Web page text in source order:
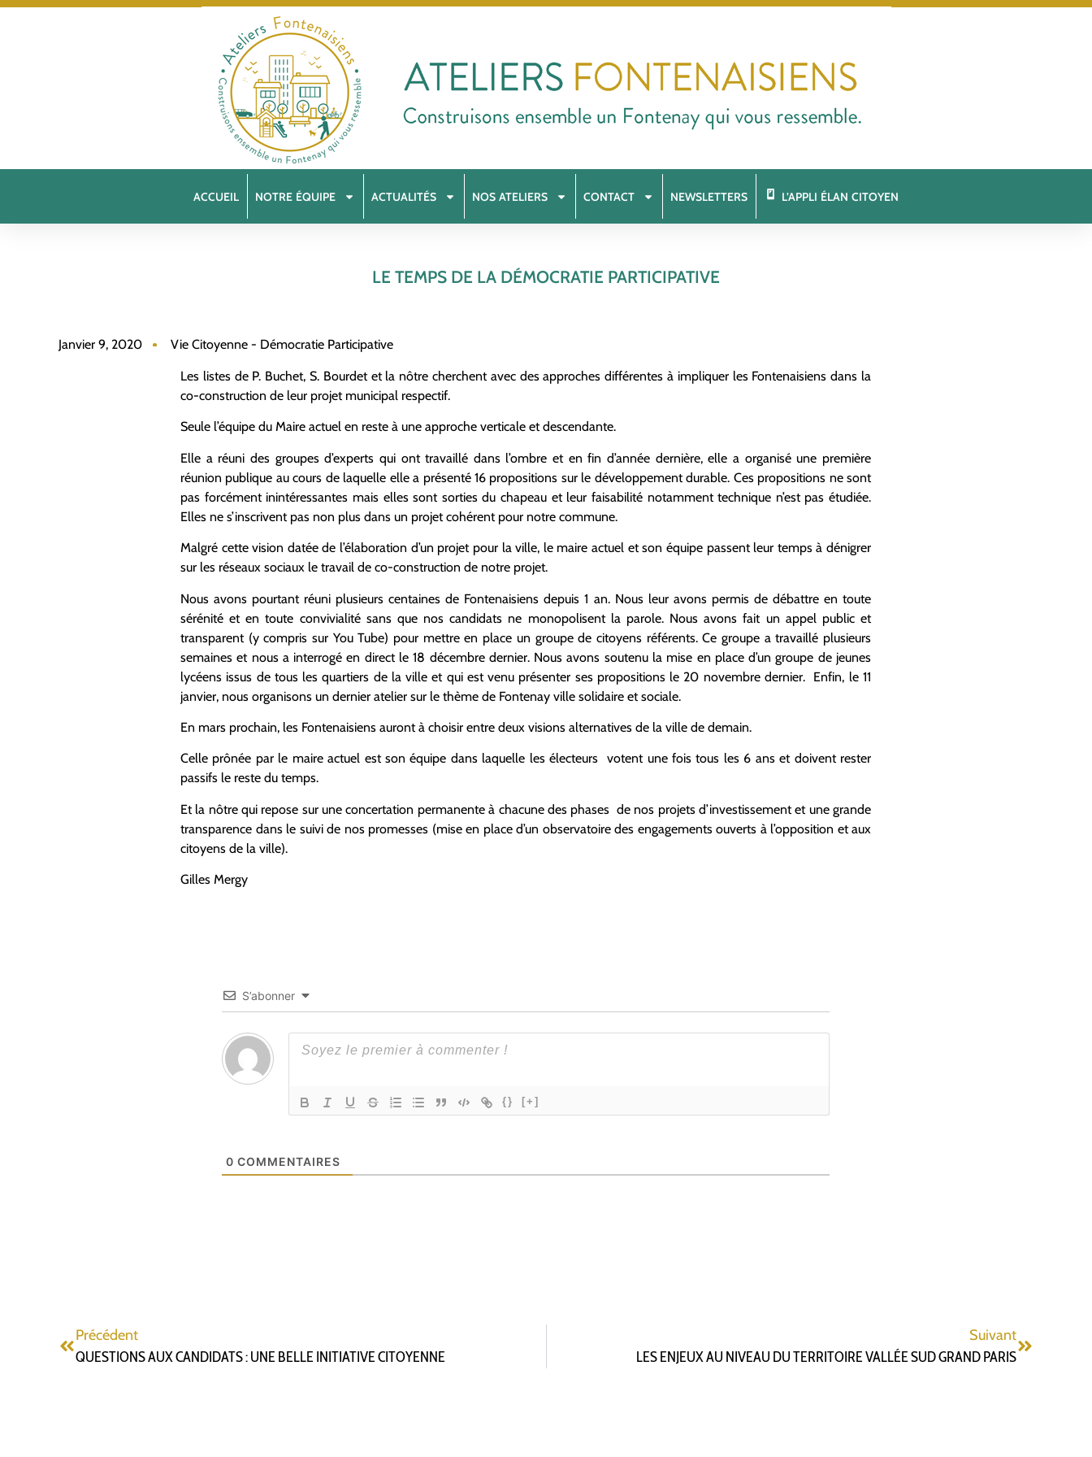
ACCUEIL NOTRE ÉQUIPE ACTUALITÉS NOS ATELIERS CONTACT NEWSLETTERS L’APPLI ÉLAN CITOYEN
LE TEMPS DE LA DÉMOCRATIE PARTICIPATIVE
Janvier 9, 2020 Vie Citoyenne - Démocratie Participative
Les listes de P. Buchet, S. Bourdet et la nôtre cherchent avec des approches différentes à impliquer les Fontenaisiens dans la
co-construction de leur projet municipal respectif.
Seule l’équipe du Maire actuel en reste à une approche verticale et descendante.
Elle a réuni des groupes d’experts qui ont travaillé dans l’ombre et en fin d’année dernière, elle a organisé une première
réunion publique au cours de laquelle elle a présenté 16 propositions sur le développement durable. Ces propositions ne sont
pas forcément inintéressantes mais elles sont sorties du chapeau et leur faisabilité notamment technique n’est pas étudiée.
Elles ne s’inscrivent pas non plus dans un projet cohérent pour notre commune.
Malgré cette vision datée de l’élaboration d’un projet pour la ville, le maire actuel et son équipe passent leur temps à dénigrer
sur les réseaux sociaux le travail de co-construction de notre projet.
Nous avons pourtant réuni plusieurs centaines de Fontenaisiens depuis 1 an. Nous leur avons permis de débattre en toute
sérénité et en toute convivialité sans que nos candidats ne monopolisent la parole. Nous avons fait un appel public et
transparent (y compris sur You Tube) pour mettre en place un groupe de citoyens référents. Ce groupe a travaillé plusieurs
semaines et nous a interrogé en direct le 18 décembre dernier. Nous avons soutenu la mise en place d’un groupe de jeunes
lycéens issus de tous les quartiers de la ville et qui est venu présenter ses propositions le 20 novembre dernier. Enfin, le 11
janvier, nous organisons un dernier atelier sur le thème de Fontenay ville solidaire et sociale.
En mars prochain, les Fontenaisiens auront à choisir entre deux visions alternatives de la ville de demain.
Celle prônée par le maire actuel est son équipe dans laquelle les électeurs votent une fois tous les 6 ans et doivent rester
passifs le reste du temps.
Et la nôtre qui repose sur une concertation permanente à chacune des phases de nos projets d’investissement et une grande
transparence dans le suivi de nos promesses (mise en place d’un observatoire des engagements ouverts à l’opposition et aux
citoyens de la ville).
Gilles Mergy
S’abonner
{} [+]
0 COMMENTAIRES
Précédent
QUESTIONS AUX CANDIDATS : UNE BELLE INITIATIVE CITOYENNE
Suivant
LES ENJEUX AU NIVEAU DU TERRITOIRE VALLÉE SUD GRAND PARIS